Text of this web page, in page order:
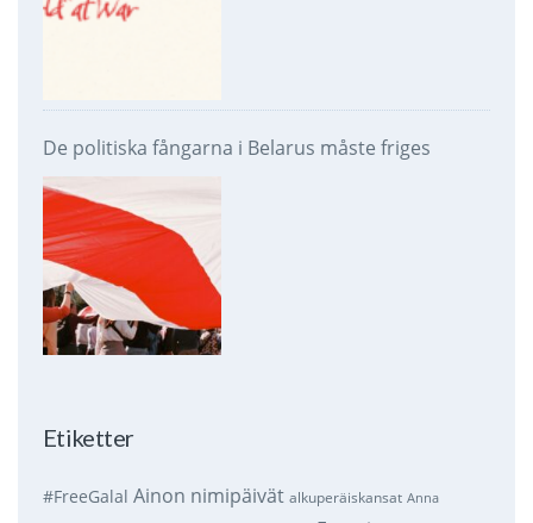
De politiska fångarna i Belarus måste friges
Etiketter
#FreeGalal Ainon nimipäivät alkuperäiskansat Anna